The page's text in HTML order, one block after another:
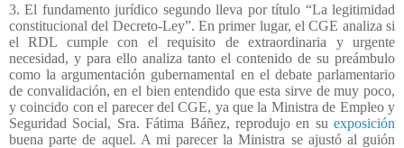
3. El fundamento jurídico segundo lleva por título “La legitimidad
constitucional del Decreto-Ley”. En primer lugar, el CGE analiza si
el RDL cumple con el requisito de extraordinaria y urgente
necesidad, y para ello analiza tanto el contenido de su preámbulo
como la argumentación gubernamental en el debate parlamentario
de convalidación, en el bien entendido que esta sirve de muy poco,
y coincido con el parecer del CGE, ya que la Ministra de Empleo y
Seguridad Social, Sra. Fátima Báñez, reprodujo en su exposición
buena parte de aquel. A mi parecer la Ministra se ajustó al guión